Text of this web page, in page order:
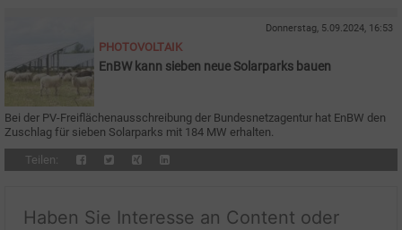
Donnerstag, 5.09.2024, 16:53
PHOTOVOLTAIK
EnBW kann sieben neue Solarparks bauen
Bei der PV-Freiflächenausschreibung der Bundesnetzagentur hat EnBW den
Zuschlag für sieben Solarparks mit 184 MW erhalten.
Teilen:
Haben Sie Interesse an Content oder